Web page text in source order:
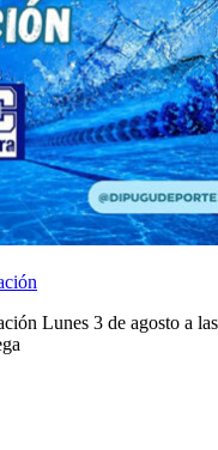
Lunes 3 de agosto a las